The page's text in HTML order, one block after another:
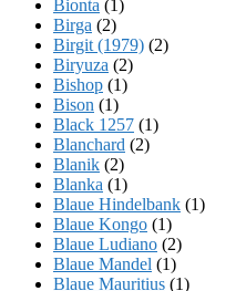
Bionta (1)
Birga (2)
Birgit (1979) (2)
Biryuza (2)
Bishop (1)
Bison (1)
Black 1257 (1)
Blanchard (2)
Blanik (2)
Blanka (1)
Blaue Hindelbank (1)
Blaue Kongo (1)
Blaue Ludiano (2)
Blaue Mandel (1)
Blaue Mauritius (1)